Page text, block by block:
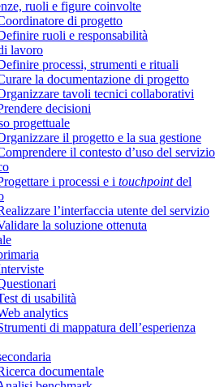
ruoli e figure coinvolte
di progetto
ruoli e responsabilità
lavoro
processi, strumenti e rituali
la documentazione di progetto
tavoli tecnici collaborativi
decisioni
progettuale
il progetto e la sua gestione
il contesto d’uso del servizio
i processi e i touchpointdel
l’interfaccia utente del servizio
la soluzione ottenuta
di usabilità
analytics
di mappatura dell’esperienza
documentale